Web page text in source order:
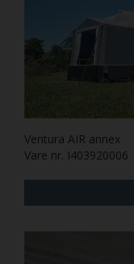
Ventura AIR annex
Vare nr. I403920006